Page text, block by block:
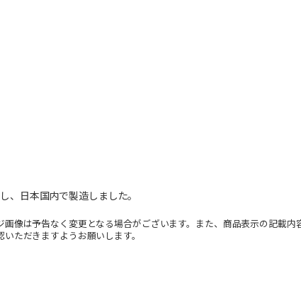
、日本国内で製造しました。
像は予告なく変更となる場合がございます。また、商品表示の記載内
ただきますようお願いします。